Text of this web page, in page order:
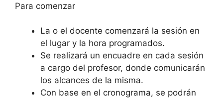
Para comenzar
La o el docente comenzará la sesión en
el lugar y la hora programados.
Se realizará un encuadre en cada sesión
a cargo del profesor, donde comunicarán
los alcances de la misma.
Con base en el cronograma, se podrán